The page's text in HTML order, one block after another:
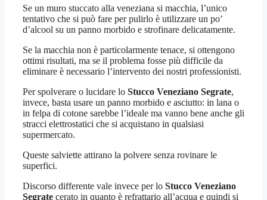
Se un muro stuccato alla veneziana si macchia, l’unico
tentativo che si può fare per pulirlo è utilizzare un po’
d’alcool su un panno morbido e strofinare delicatamente.
Se la macchia non è particolarmente tenace, si ottengono
ottimi risultati, ma se il problema fosse più difficile da
eliminare è necessario l’intervento dei nostri professionisti.
Per spolverare o lucidare lo Stucco Veneziano Segrate,
invece, basta usare un panno morbido e asciutto: in lana o
in felpa di cotone sarebbe l’ideale ma vanno bene anche gli
stracci elettrostatici che si acquistano in qualsiasi
supermercato.
Queste salviette attirano la polvere senza rovinare le
superfici.
Discorso differente vale invece per lo Stucco Veneziano
Segrate cerato in quanto è refrattario all’acqua e quindi si